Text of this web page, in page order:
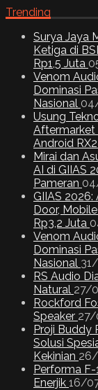
Trending
Surya Jaya
Ketiga di
Rp1,5 Juta
Venom
Dominasi
Nasional
Usung
Aftermarket
Android
Mirai dan
AI di GIIAS
Pameran
GIIAS
Door,
Rp3,2 Juta
Venom
Dominasi
Nasional
RS Audio
Natural 27/
Rockford
Speaker
Proji Buddy
Solusi
Kekinian
Performa F-
Enerjik 16/